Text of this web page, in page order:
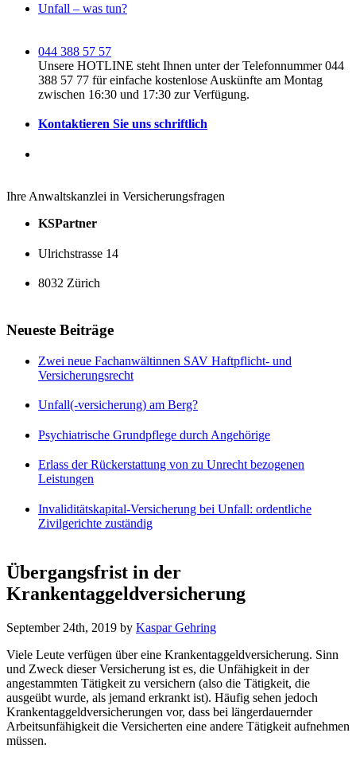
Unfall – was tun?
044 388 57 57
Unsere HOTLINE steht Ihnen unter der Telefonnummer 044
388 57 77 für einfache kostenlose Auskünfte am Montag
zwischen 16:30 und 17:30 zur Verfügung.
Kontaktieren Sie uns schriftlich
Ihre Anwaltskanzlei in Versicherungsfragen
KSPartner
Ulrichstrasse 14
8032 Zürich
Neueste Beiträge
Zwei neue Fachanwältinnen SAV Haftpflicht- und
Versicherungsrecht
Unfall(-versicherung) am Berg?
Psychiatrische Grundpflege durch Angehörige
Erlass der Rückerstattung von zu Unrecht bezogenen
Leistungen
Invaliditätskapital-Versicherung bei Unfall: ordentliche
Zivilgerichte zuständig
Übergangsfrist in der
Krankentaggeldversicherung
September 24th, 2019 by Kaspar Gehring
Viele Leute verfügen über eine Krankentaggeldversicherung. Sinn
und Zweck dieser Versicherung ist es, die Unfähigkeit in der
angestammten Tätigkeit zu versichern (also die Tätigkeit, die
ausgeübt wurde, als jemand erkrankt ist). Häufig sehen jedoch
Krankentaggeldversicherungen vor, dass bei längerdauernder
Arbeitsunfähigkeit die Versicherten eine andere Tätigkeit aufnehmen
müssen.